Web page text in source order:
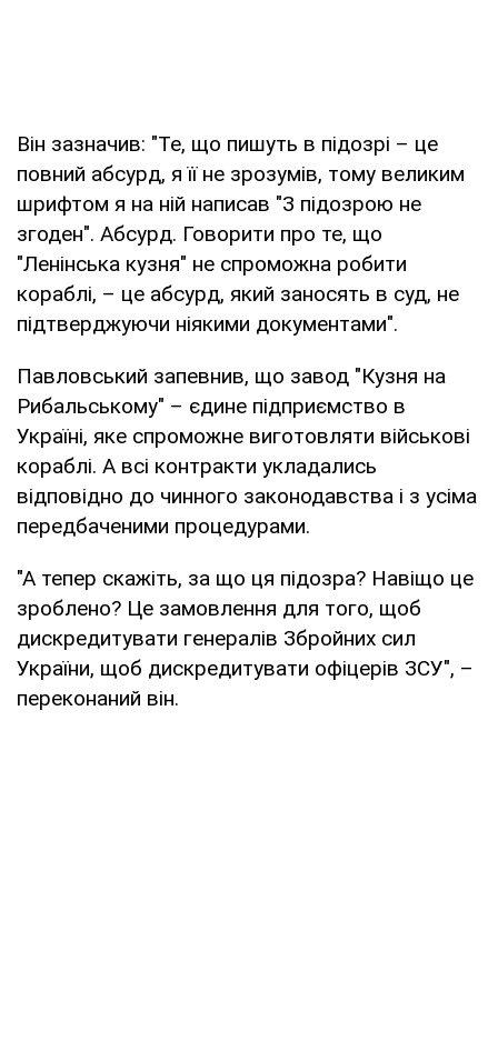
Він зазначив: "Те, що пишуть в підозрі – це
повний абсурд, я її не зрозумів, тому великим
шрифтом я на ній написав "З підозрою не
згоден". Абсурд. Говорити про те, що
"Ленінська кузня" не спроможна робити
кораблі, – це абсурд, який заносять в суд, не
підтверджуючи ніякими документами".
Павловський запевнив, що завод "Кузня на
Рибальському" – єдине підприємство в
Україні, яке спроможне виготовляти військові
кораблі. А всі контракти укладались
відповідно до чинного законодавства і з усіма
передбаченими процедурами.
"А тепер скажіть, за що ця підозра? Навіщо це
зроблено? Це замовлення для того, щоб
дискредитувати генералів Збройних сил
України, щоб дискредитувати офіцерів ЗСУ", –
переконаний він.